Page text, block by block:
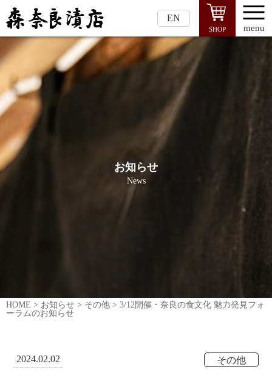
EN
SHOP menu
お知らせ
News
HOME > お知らせ > その他 > 3/12開催・奈良の食文化 魅力発見フォ
ーラムのお知らせ
2024.02.02 その他